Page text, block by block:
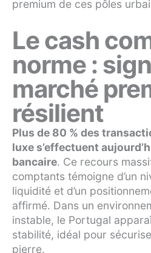
premium de ces pôles
Le cash
norme :
marché
résilient
Plus de 80 % des
luxe s’effectuent
bancaire. Ce recours
comptants témoigne d’un
liquidité et d’un
affirmé. Dans un
instable, le Portugal
stabilité, idéal pour
pierre.